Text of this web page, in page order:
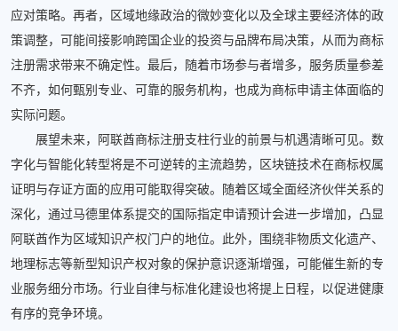
应对策略。再者，区域地缘政治的微妙变化以及全球主要经济体的政
策调整，可能间接影响跨国企业的投资与品牌布局决策，从而为商标
注册需求带来不确定性。最后，随着市场参与者增多，服务质量参差
不齐，如何甄别专业、可靠的服务机构，也成为商标申请主体面临的
实际问题。
展望未来，阿联酋商标注册支柱行业的前景与机遇清晰可见。数
字化与智能化转型将是不可逆转的主流趋势，区块链技术在商标权属
证明与存证方面的应用可能取得突破。随着区域全面经济伙伴关系的
深化，通过马德里体系提交的国际指定申请预计会进一步增加，凸显
阿联酋作为区域知识产权门户的地位。此外，围绕非物质文化遗产、
地理标志等新型知识产权对象的保护意识逐渐增强，可能催生新的专
业服务细分市场。行业自律与标准化建设也将提上日程，以促进健康
有序的竞争环境。